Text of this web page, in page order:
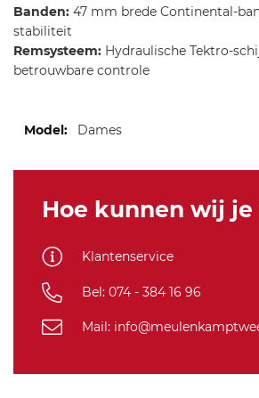
Banden: 47 mm brede Continental-
stabiliteit
Remsysteem: Hydraulische Tektro-
betrouwbare controle
informatie Dames
Hoe kunnen wij je
Klantenservice
Bel: 074 - 384 16 96
Mail: